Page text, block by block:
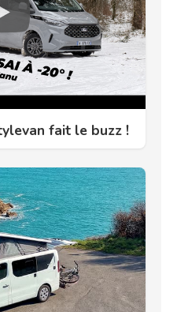
fait le buzz !